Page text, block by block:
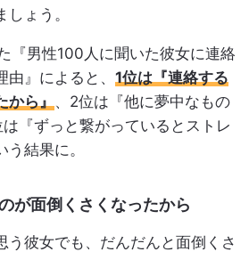
ょう。
『男性100人に聞いた彼女に連絡
』によると、 1位は『連絡する
ら』 、2位は『他に夢中なもの
『ずっと繋がっているとストレ
結果に。
が面倒くさくなったから
う彼女でも、だんだんと面倒くさ